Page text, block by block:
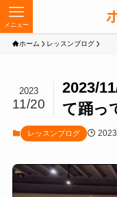
メニュー
ホーム レッスンブログ
2023/
て踊っ
2023
11/20
レッスンブログ